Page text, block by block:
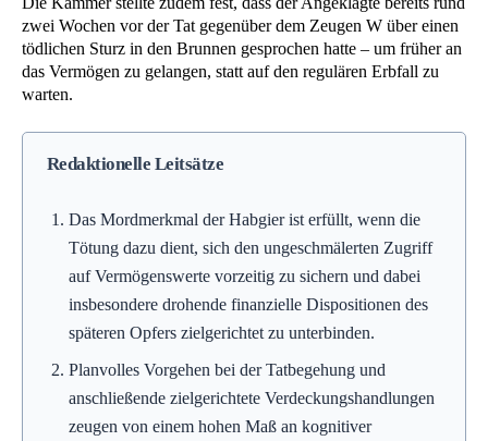
zwei Wochen vor der Tat gegenüber dem Zeugen W über einen
tödlichen Sturz in den Brunnen gesprochen hatte – um früher an
das Vermögen zu gelangen, statt auf den regulären Erbfall zu
warten.
Redaktionelle Leitsätze
Das Mordmerkmal der Habgier ist erfüllt, wenn die
Tötung dazu dient, sich den ungeschmälerten Zugriff
auf Vermögenswerte vorzeitig zu sichern und dabei
insbesondere drohende finanzielle Dispositionen des
späteren Opfers zielgerichtet zu unterbinden.
Planvolles Vorgehen bei der Tatbegehung und
anschließende zielgerichtete Verdeckungshandlungen
zeugen von einem hohen Maß an kognitiver